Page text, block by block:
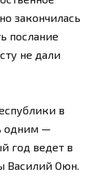
закончилась
послание
не дали
в
одним —
год ведет в
Василий Оюн.